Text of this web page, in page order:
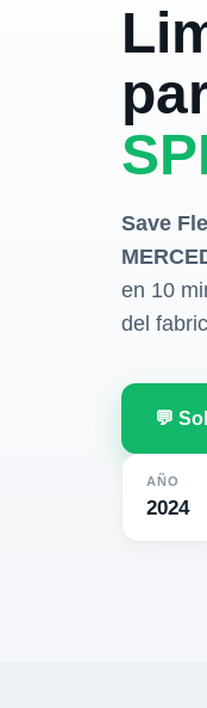
Save
en 10
del
💬
AÑO
2024